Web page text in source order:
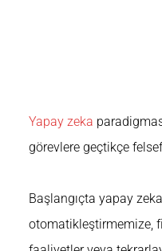
Yapay zeka
görevlere geçtikçe
Başlangıçta yapay
otomatikleştirmemize,